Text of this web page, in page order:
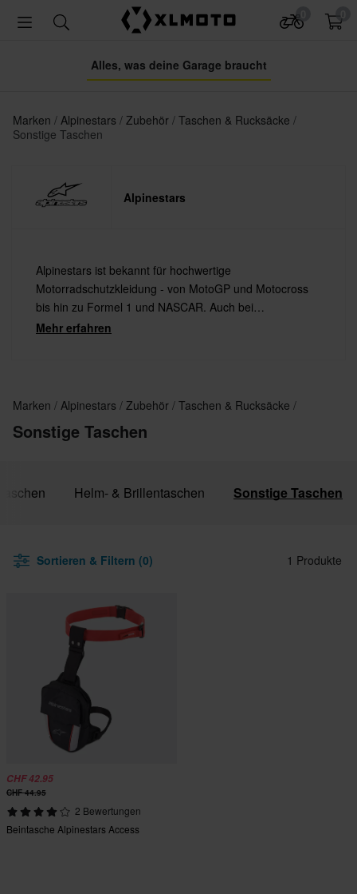
Alles, was deine Garage braucht
Marken Alpinestars Zubehör Taschen & Rucksäcke
Sonstige Taschen
Alpinestars
Alpinestars ist bekannt für hochwertige
Motorradschutzkleidung - von MotoGP und Motocross
bis hin zu Formel 1 und NASCAR. Auch bei
Extremsportarten wie Mountainbiking und Surfen sind
Mehr erfahren
Marken Alpinestars Zubehör Taschen & Rucksäcke
Sonstige Taschen
Helm- & Brillentaschen Sonstige Taschen
Sortieren & Filtern (0) 1 Produkte
CHF 42.95
CHF 44.95
2 Bewertungen
Beintasche Alpinestars Access